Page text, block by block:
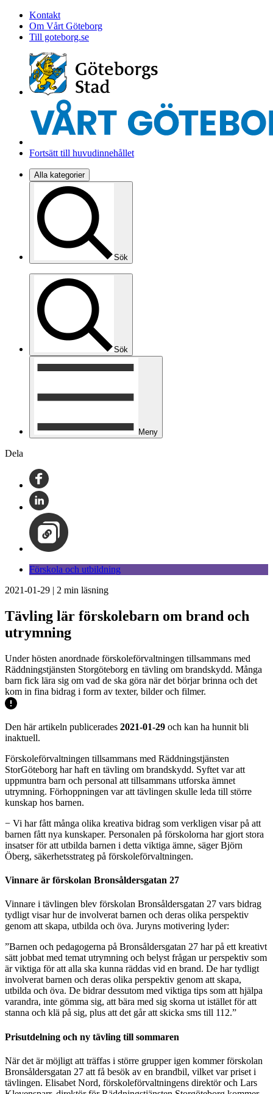
Kontakt
Om Vårt Göteborg
Till goteborg.se
Fortsätt till huvudinnehållet
Alla kategorier
Sök
Sök
Meny
Dela
Förskola och utbildning
2021-01-29 | 2 min läsning
Tävling lär förskolebarn om brand och
utrymning
Under hösten anordnade förskoleförvaltningen tillsammans med
Räddningstjänsten Storgöteborg en tävling om brandskydd. Många
barn fick lära sig om vad de ska göra när det börjar brinna och det
kom in fina bidrag i form av texter, bilder och filmer.
Den här artikeln publicerades 2021-01-29 och kan ha hunnit bli
inaktuell.
Förskoleförvaltningen tillsammans med Räddningstjänsten
StorGöteborg har haft en tävling om brandskydd. Syftet var att
uppmuntra barn och personal att tillsammans utforska ämnet
utrymning. Förhoppningen var att tävlingen skulle leda till större
kunskap hos barnen.
− Vi har fått många olika kreativa bidrag som verkligen visar på att
barnen fått nya kunskaper. Personalen på förskolorna har gjort stora
insatser för att utbilda barnen i detta viktiga ämne, säger Björn
Öberg, säkerhetsstrateg på förskoleförvaltningen.
Vinnare är förskolan Bronsåldersgatan 27
Vinnare i tävlingen blev förskolan Bronsåldersgatan 27 vars bidrag
tydligt visar hur de involverat barnen och deras olika perspektiv
genom att skapa, utbilda och öva. Juryns motivering lyder:
”Barnen och pedagogerna på Bronsåldersgatan 27 har på ett kreativt
sätt jobbat med temat utrymning och belyst frågan ur perspektiv som
är viktiga för att alla ska kunna räddas vid en brand. De har tydligt
involverat barnen och deras olika perspektiv genom att skapa,
utbilda och öva. De bidrar dessutom med viktiga tips som att hjälpa
varandra, inte gömma sig, att bära med sig skorna ut istället för att
stanna och klä på sig, plus att det går att skicka sms till 112.”
Prisutdelning och ny tävling till sommaren
När det är möjligt att träffas i större grupper igen kommer förskolan
Bronsåldersgatan 27 att få besök av en brandbil, vilket var priset i
tävlingen. Elisabet Nord, förskoleförvaltningens direktör och Lars